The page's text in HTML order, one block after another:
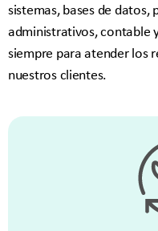
sistemas, bases de
administrativos, contable
siempre para atender los
nuestros clientes.